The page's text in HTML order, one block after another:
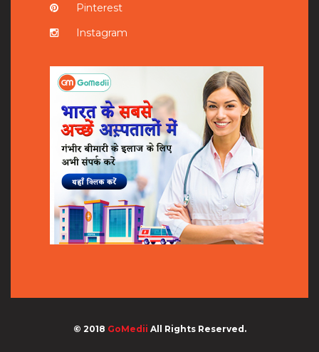
Pinterest
Instagram
© 2018 GoMedii All Rights Reserved.